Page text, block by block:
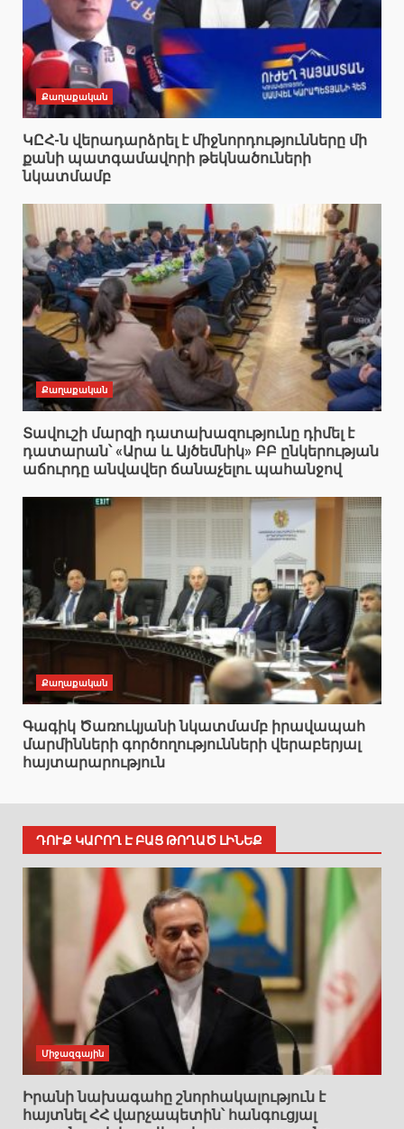
Քաղաքական
ԿԸՀ-ն վերադարձրել է միջնորդությունները մի
քանի պատգամավորի թեկնածուների
նկատմամբ
Քաղաքական
Տավուշի մարզի դատախազությունը դիմել է
դատարան՝ «Արա և Այծեմնիկ» ԲԲ ընկերության
աճուրդը անվավեր ճանաչելու պահանջով
Քաղաքական
Գագիկ Ծառուկյանի նկատմամբ իրավապահ
մարմինների գործողությունների վերաբերյալ
հայտարարություն
ԴՈՒՔ ԿԱՐՈՂ Է ԲԱՑ ԹՈՂԱԾ ԼԻՆԵՔ
Միջազգային
Իրանի նախագահը շնորհակալություն է
հայտնել ՀՀ վարչապետին՝ հանգուցյալ